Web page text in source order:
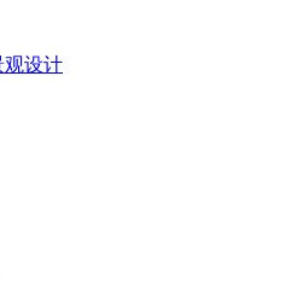
观设计